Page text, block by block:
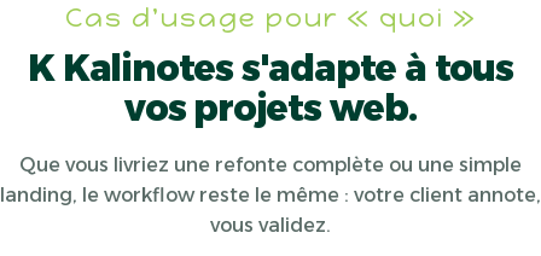
Cas d'usage pour « quoi »
K Kalinotess'adapte à tous
vos projets web.
Que vous livriez une refonte complète ou une simple
landing, le workflow reste le même : votre client annote,
vous validez.